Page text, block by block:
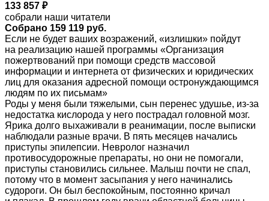
133 857 ₽
собрали наши читатели
Собрано 159 119 руб.
Если не будет ваших возражений, «излишки» пойдут
на реализацию нашей программы «Организация
пожертвований при помощи средств массовой
информации и интернета от физических и юридических
лиц для оказания адресной помощи остронуждающимся
людям по их письмам»
Роды у меня были тяжелыми, сын перенес удушье, из-за
недостатка кислорода у него пострадал головной мозг.
Ярика долго выхаживали в реанимации, после выписки
наблюдали разные врачи. В пять месяцев начались
приступы эпилепсии. Невролог назначил
противосудорожные препараты, но они не помогали,
приступы становились сильнее. Малыш почти не спал,
потому что в момент засыпания у него начинались
судороги. Он был беспокойным, постоянно кричал